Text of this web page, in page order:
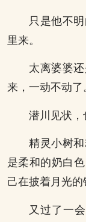
只是他不
里来。
太离婆婆
来，一动不动了
潜川见状，
精灵小树
是柔和的奶白
己在披着月光的
又过了一